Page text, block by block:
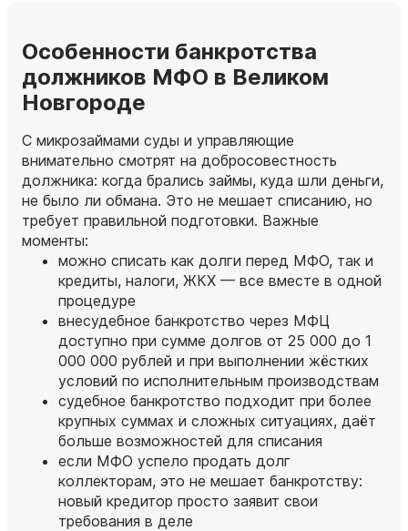
Особенности банкротства
должников МФО в Великом
Новгороде
С микрозаймами суды и управляющие
внимательно смотрят на добросовестность
должника: когда брались займы, куда шли деньги,
не было ли обмана. Это не мешает списанию, но
требует правильной подготовки. Важные
моменты:
можно списать как долги перед МФО, так и
кредиты, налоги, ЖКХ — все вместе в одной
процедуре
внесудебное банкротство через МФЦ
доступно при сумме долгов от 25 000 до 1
000 000 рублей и при выполнении жёстких
условий по исполнительным производствам
судебное банкротство подходит при более
крупных суммах и сложных ситуациях, даёт
больше возможностей для списания
если МФО успело продать долг
коллекторам, это не мешает банкротству:
новый кредитор просто заявит свои
требования в деле